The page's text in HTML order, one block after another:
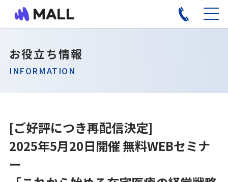
お役立ち情報
INFORMATION
[ご好評につき再配信決定]
2025年5月20日開催 無料WEBセミナ
ー